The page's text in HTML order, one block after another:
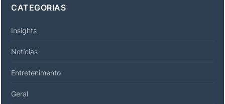
CATEGORIAS
Insights
Notícias
Entretenimento
Geral